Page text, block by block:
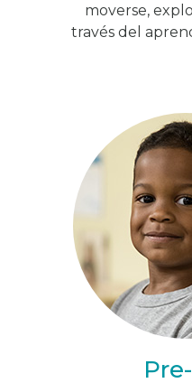
moverse,
través del